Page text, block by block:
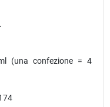
(una confezione = 4